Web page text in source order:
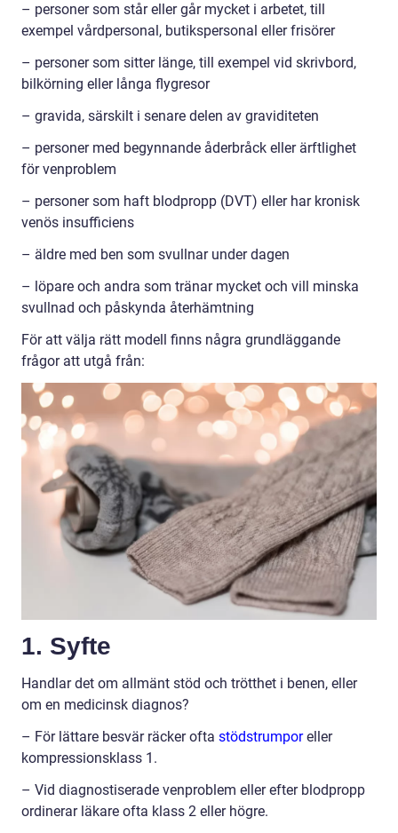
– personer som står eller går mycket i arbetet, till
exempel vårdpersonal, butikspersonal eller frisörer
– personer som sitter länge, till exempel vid skrivbord,
bilkörning eller långa flygresor
– gravida, särskilt i senare delen av graviditeten
– personer med begynnande åderbråck eller ärftlighet
för venproblem
– personer som haft blodpropp (DVT) eller har kronisk
venös insufficiens
– äldre med ben som svullnar under dagen
– löpare och andra som tränar mycket och vill minska
svullnad och påskynda återhämtning
För att välja rätt modell finns några grundläggande
frågor att utgå från:
1. Syfte
Handlar det om allmänt stöd och trötthet i benen, eller
om en medicinsk diagnos?
– För lättare besvär räcker ofta stödstrumporeller
kompressionsklass 1.
– Vid diagnostiserade venproblem eller efter blodpropp
ordinerar läkare ofta klass 2 eller högre.